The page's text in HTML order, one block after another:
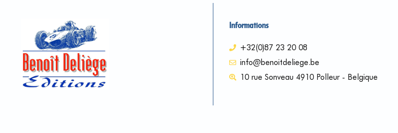
Informations
+32(0)87 23 20 08
info@benoitdeliege.be
10 rue Sonveau 4910 Polleur - Belgique